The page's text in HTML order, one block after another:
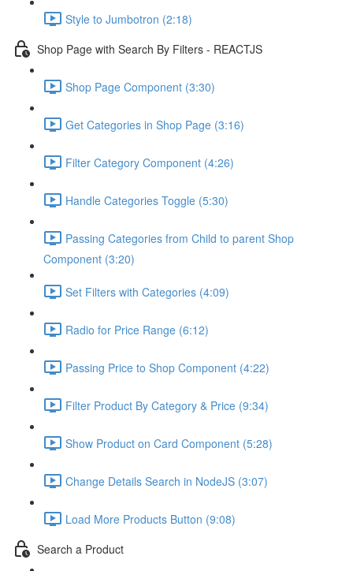
Style to Jumbotron (2:18)
Shop Page with Search By Filters - REACTJS
Shop Page Component (3:30)
Get Categories in Shop Page (3:16)
Filter Category Component (4:26)
Handle Categories Toggle (5:30)
Passing Categories from Child to parent Shop
Component (3:20)
Set Filters with Categories (4:09)
Radio for Price Range (6:12)
Passing Price to Shop Component (4:22)
Filter Product By Category & Price (9:34)
Show Product on Card Component (5:28)
Change Details Search in NodeJS (3:07)
Load More Products Button (9:08)
Search a Product